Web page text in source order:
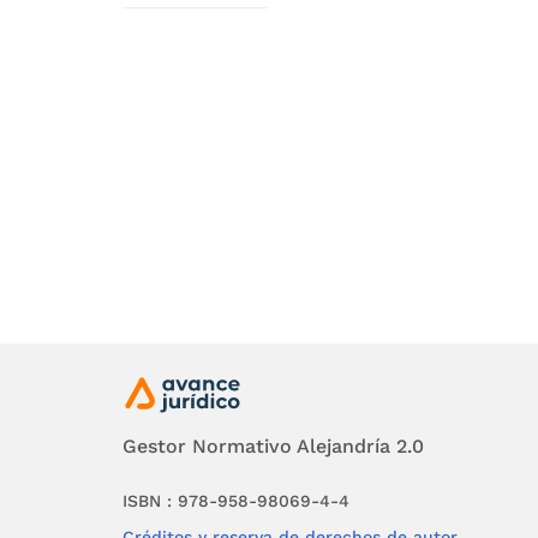
por
En
Gestor Normativo Alejandría 2.0
ISBN : 978-958-98069-4-4